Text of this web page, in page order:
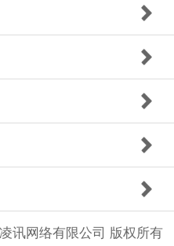
讯网络有限公司 版权所有